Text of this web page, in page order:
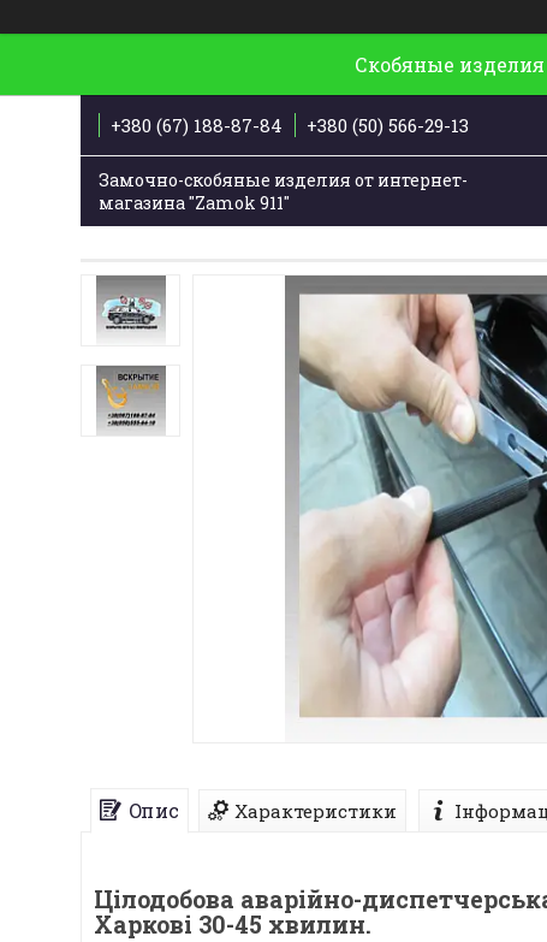
Скобяные
+380 (67) 188-87-84 +380 (50) 566-29-13
Замочно-скобяные изделия от интернет-
магазина "Zamok 911"
Опис Характеристики
Цілодобова аварійно-
Харкові 30-45 хвилин.